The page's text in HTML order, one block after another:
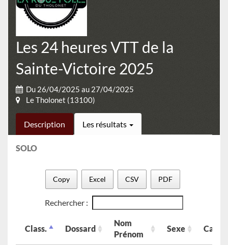
Les 24 heures VTT de la
Sainte-Victoire 2025
Du 26/04/2025 au 27/04/2025
Le Tholonet (13100)
Description Les résultats
SOLO
Copy Excel CSV PDF
Rechercher :
Class. Dossard
Nom
Prénom
Sexe Cat